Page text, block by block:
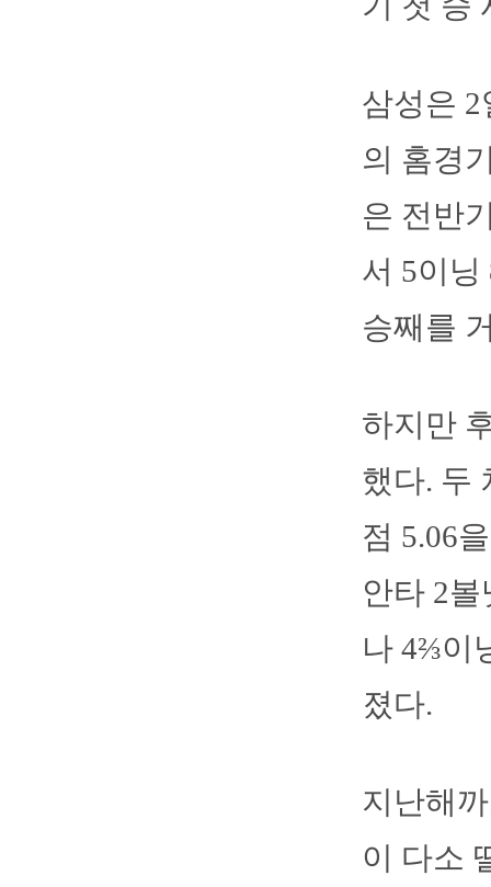
삼성은
의 홈경
은 전반
서 5이닝
승째를
하지만
했다. 두
점 5.06
안타 2
나 4⅔이
졌다.
지난해
이 다소